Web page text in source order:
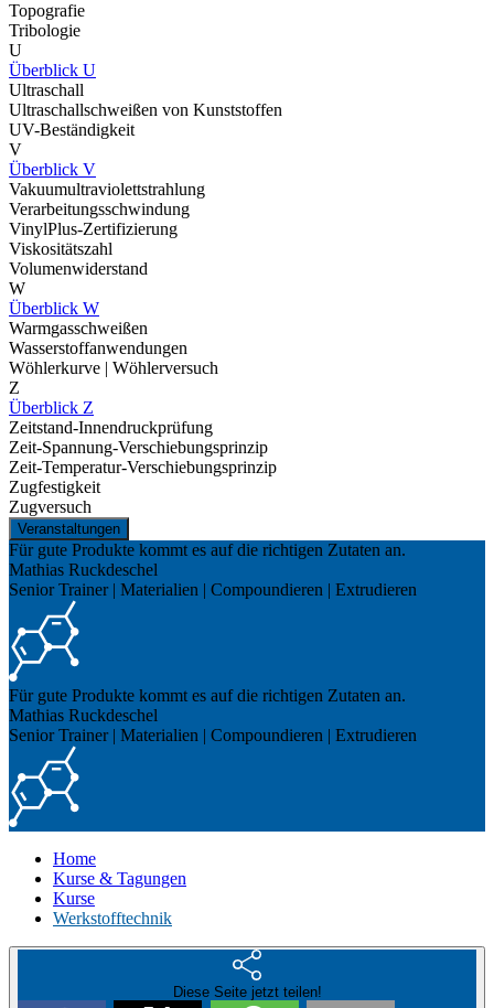
Topografie
Tribologie
U
Überblick U
Ultraschall
Ultraschallschweißen von Kunststoffen
UV-Beständigkeit
V
Überblick V
Vakuumultraviolettstrahlung
Verarbeitungsschwindung
VinylPlus-Zertifizierung
Viskositätszahl
Volumenwiderstand
W
Überblick W
Warmgasschweißen
Wasserstoffanwendungen
Wöhlerkurve | Wöhlerversuch
Z
Überblick Z
Zeitstand-Innendruckprüfung
Zeit-Spannung-Verschiebungsprinzip
Zeit-Temperatur-Verschiebungsprinzip
Zugfestigkeit
Zugversuch
Veranstaltungen
Für gute Produkte kommt es auf die richtigen Zutaten an.
Mathias Ruckdeschel
Senior Trainer | Materialien | Compoundieren | Extrudieren
Für gute Produkte kommt es auf die richtigen Zutaten an.
Mathias Ruckdeschel
Senior Trainer | Materialien | Compoundieren | Extrudieren
Home
Kurse & Tagungen
Kurse
Werkstofftechnik
Diese Seite jetzt teilen!